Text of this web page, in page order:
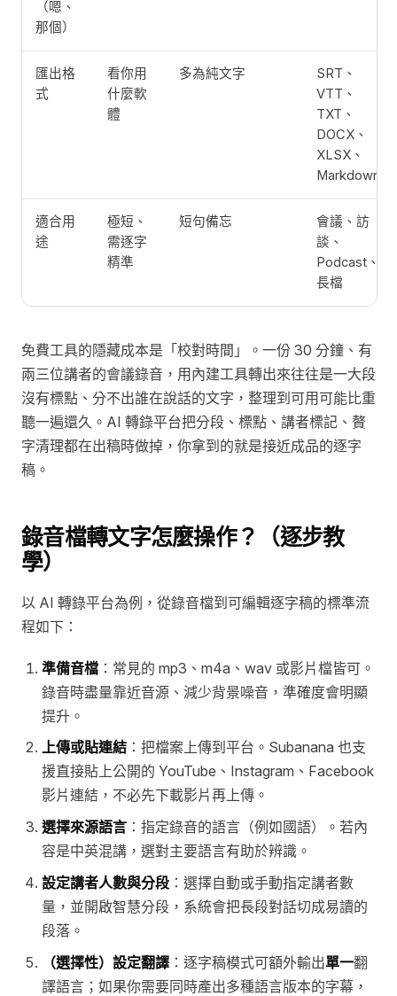
（嗯、
那個）
匯出格
式
看你用
什麼軟
體
多為純文字
SRT、
VTT、
TXT、
DOCX、
XLSX、
Markdown
適合用
途
極短、
需逐字
精準
短句備忘
會議、訪
談、
Podcast、
長檔
免費工具的隱藏成本是「校對時間」。一份 30 分鐘、有
兩三位講者的會議錄音，用內建工具轉出來往往是一大段
沒有標點、分不出誰在說話的文字，整理到可用可能比重
聽一遍還久。AI 轉錄平台把分段、標點、講者標記、贅
字清理都在出稿時做掉，你拿到的就是接近成品的逐字
稿。
錄音檔轉文字怎麼操作？（逐步教
學）
以 AI 轉錄平台為例，從錄音檔到可編輯逐字稿的標準流
程如下：
準備音檔 ：常見的 mp3、m4a、wav 或影片檔皆可。
錄音時盡量靠近音源、減少背景噪音，準確度會明顯
提升。
上傳或貼連結 ：把檔案上傳到平台。Subanana 也支
援直接貼上公開的 YouTube、Instagram、Facebook
影片連結，不必先下載影片再上傳。
選擇來源語言 ：指定錄音的語言（例如國語）。若內
容是中英混講，選對主要語言有助於辨識。
設定講者人數與分段 ：選擇自動或手動指定講者數
量，並開啟智慧分段，系統會把長段對話切成易讀的
段落。
（選擇性）設定翻譯 ：逐字稿模式可額外輸出單一翻
譯語言；如果你需要同時產出多種語言版本的字幕，